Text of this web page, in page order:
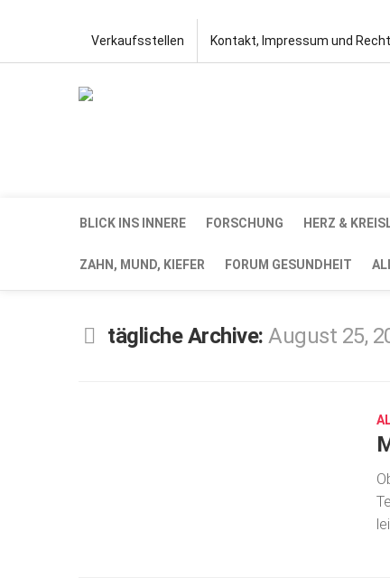
Verkaufsstellen Kontakt, Impressum und
BLICK INS INNERE FORSCHUNG HERZ &
ZAHN, MUND, KIEFER FORUM GESUNDHEIT
tägliche Archive: August 25,